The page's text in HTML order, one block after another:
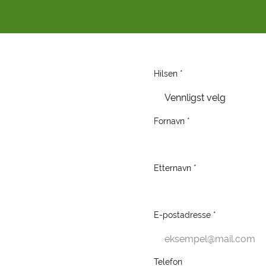
Hilsen *
Vennligst velg
Fornavn *
Etternavn *
E-postadresse *
Telefon